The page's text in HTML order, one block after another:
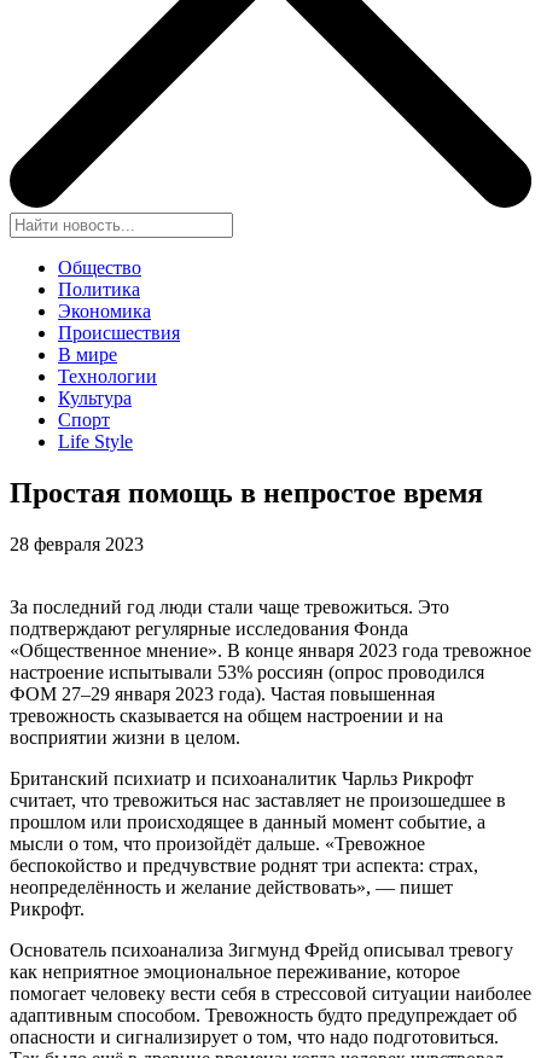
Общество
Политика
Экономика
Происшествия
В мире
Технологии
Культура
Спорт
Life Style
Простая помощь в непростое время
28 февраля 2023
За последний год люди стали чаще тревожиться. Это
подтверждают регулярные исследования Фонда
«Общественное мнение». В конце января 2023 года тревожное
настроение испытывали 53% россиян (опрос проводился
ФОМ 27–29 января 2023 года). Частая повышенная
тревожность сказывается на общем настроении и на
восприятии жизни в целом.
Британский психиатр и психоаналитик Чарльз Рикрофт
считает, что тревожиться нас заставляет не произошедшее в
прошлом или происходящее в данный момент событие, а
мысли о том, что произойдёт дальше. «Тревожное
беспокойство и предчувствие роднят три аспекта: страх,
неопределённость и желание действовать», — пишет
Рикрофт.
Основатель психоанализа Зигмунд Фрейд описывал тревогу
как неприятное эмоциональное переживание, которое
помогает человеку вести себя в стрессовой ситуации наиболее
адаптивным способом. Тревожность будто предупреждает об
опасности и сигнализирует о том, что надо подготовиться.